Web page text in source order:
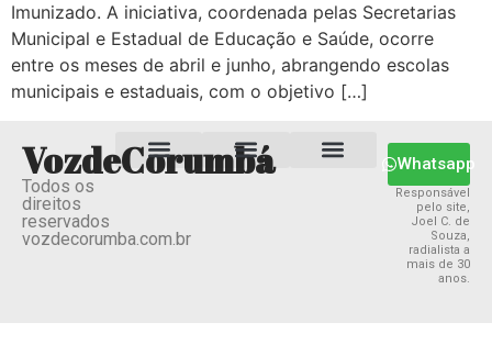
Imunizado. A iniciativa, coordenada pelas Secretarias
Municipal e Estadual de Educação e Saúde, ocorre
entre os meses de abril e junho, abrangendo escolas
municipais e estaduais, com o objetivo […]
VozdeCorumbá
Todos os
direitos
reservados
vozdecorumba.com.br
Whatsapp
Responsável
pelo site,
Joel C. de
Souza,
radialista a
mais de 30
anos.